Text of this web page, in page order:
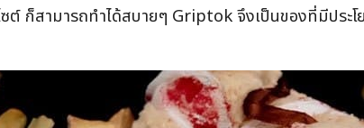
ต์ ก็สามารถทำได้สบายๆ Griptok จึงเป็นของที่มีประโ